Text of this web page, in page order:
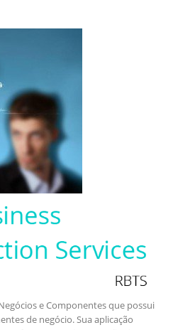
e Componentes que possui
de negócio. Sua aplicação